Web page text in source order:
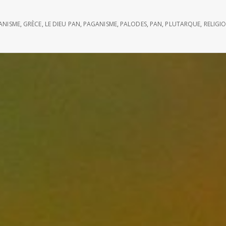
, GRÈCE, LE DIEU PAN, PAGANISME, PALODES, PAN, PLUTARQUE,